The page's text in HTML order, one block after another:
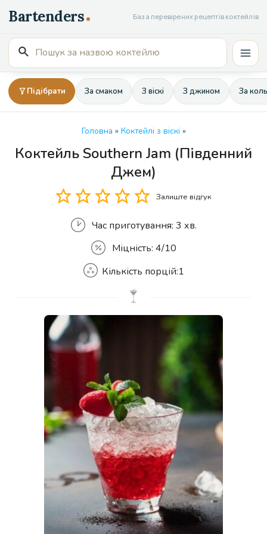
до
вмісту
База перевірених рецептів коктейлів
Пошук
для:
Підібрати За смаком З віскі З джином За
Головна » Коктейлі з віскі »
Коктейль Southern Jam (Південний
Джем)
Залиште відгук
Час приготування: 3 хв.
Міцність: 4/10
Кількість
Кількість порцій:1